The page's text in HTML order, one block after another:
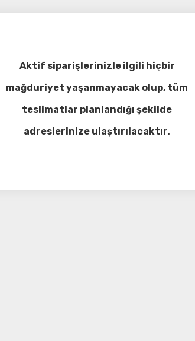
Aktif siparişlerinizle ilgili hiçbir
mağduriyet yaşanmayacak olup, tüm
teslimatlar planlandığı şekilde
adreslerinize ulaştırılacaktır.